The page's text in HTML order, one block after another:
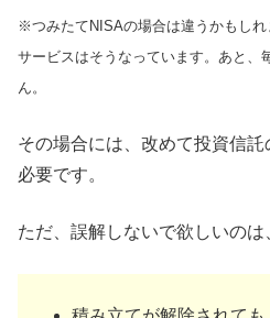
※つみたてNISAの場合は違うかもし
サービスはそうなっています。あと、
ん。
その場合には、改めて投資信
必要です。
ただ、誤解しないで欲しいのは